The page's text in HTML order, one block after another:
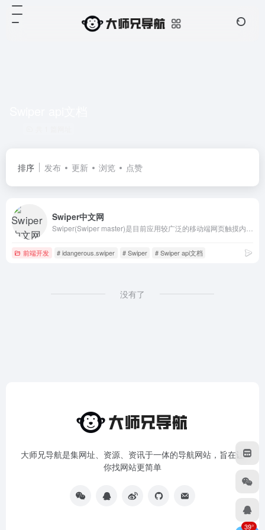
排序 发布 更新 浏览 点赞
Swiper中文网
前端开发 # idangerous.swiper # Swiper # Swiper api文档
没有了
大师兄导航是集网址、资源、资讯于一体的导航网站，旨在让
你找网站更简单
39°